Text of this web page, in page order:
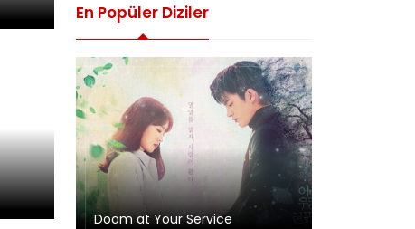
En Popüler Diziler
Doom at Your Service